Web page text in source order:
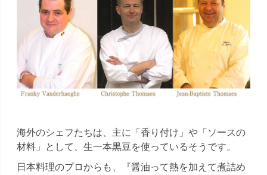
海外のシェフたちは、主に「香り付け」や「ソースの
材料」として、生一本黒豆を使っているそうです。
日本料理のプロからも、『醤油って熱を加えて煮詰め